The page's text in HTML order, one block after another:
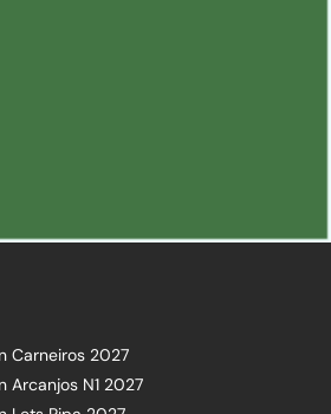
Carneiros 2027
Arcanjos N1 2027